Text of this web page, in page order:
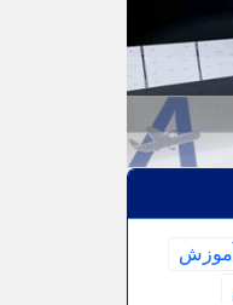
آموزش